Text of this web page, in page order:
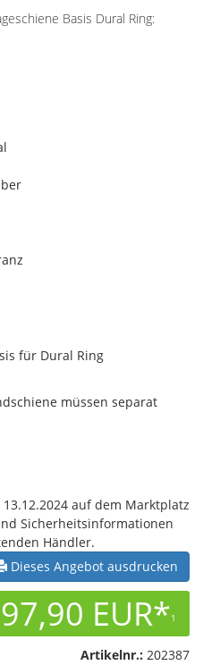
Basis Dural Ring:
für Dural Ring
müssen separat
auf dem Marktplatz
Sicherheitsinformationen
Händler.
Dieses Angebot ausdrucken
EUR*1
Artikelnr.: 202387